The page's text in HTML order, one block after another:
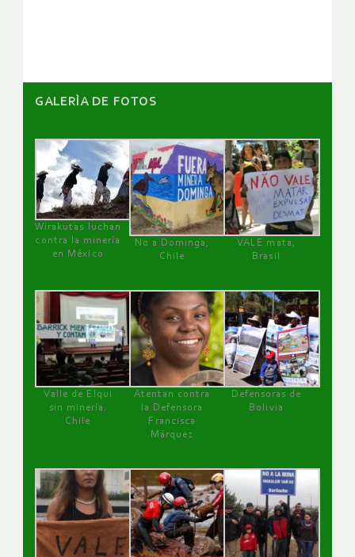
GALERÌA DE FOTOS
Wirakutas luchan
contra la minería
en México
No a Dominga,
Chile
VALE mata,
Brasil
Valle de Elqui
sin minería.
Chile
Atentan contra
la Defensora
Francisca
Márquez
Defensoras de
Bolivia